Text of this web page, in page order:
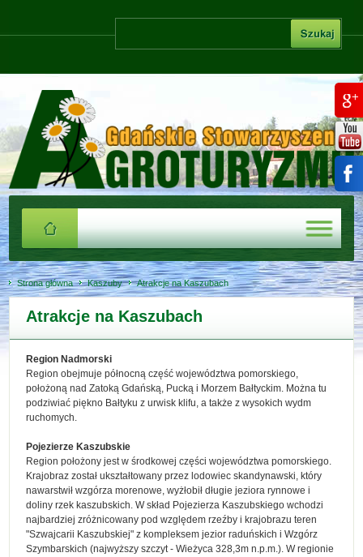
Strona główna Kaszuby Atrakcje na Kaszubach
Atrakcje na Kaszubach
Region Nadmorski
Region obejmuje północną część województwa pomorskiego,
położoną nad Zatoką Gdańską, Pucką i Morzem Bałtyckim. Można tu
podziwiać piękno Bałtyku z urwisk klifu, a także z wysokich wydm
ruchomych.
Pojezierze Kaszubskie
Region położony jest w środkowej części województwa pomorskiego.
Krajobraz został ukształtowany przez lodowiec skandynawski, który
nawarstwił wzgórza morenowe, wyżłobił długie jeziora rynnowe i
doliny rzek kaszubskich. W skład Pojezierza Kaszubskiego wchodzi
najbardziej zróżnicowany pod względem rzeźby i krajobrazu teren
"Szwajcarii Kaszubskiej" z kompleksem jezior raduńskich i Wzgórz
Szymbarskich (najwyższy szczyt - Wieżyca 328,3m n.p.m.). W regionie